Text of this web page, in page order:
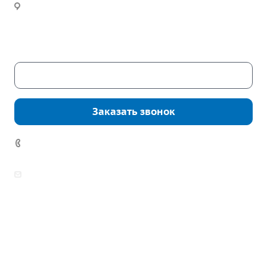
Новости
Заказать звонок